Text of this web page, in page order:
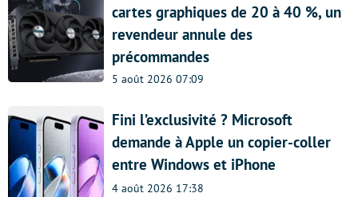
cartes graphiques de 20 à 40 %, un
revendeur annule des
précommandes
5 août 2026 07:09
Fini l’exclusivité ? Microsoft
demande à Apple un copier-coller
entre Windows et iPhone
4 août 2026 17:38